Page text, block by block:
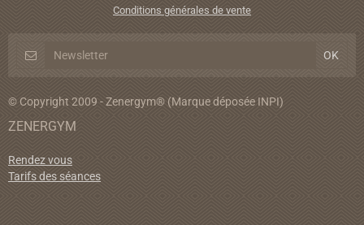
Conditions générales de vente
© Copyright 2009 - Zenergym® (Marque déposée INPI)
ZENERGYM
Rendez vous
Tarifs des séances